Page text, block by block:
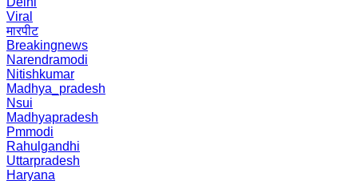
Viral
मारपीट
Breakingnews
Narendramodi
Nitishkumar
Madhya_pradesh
Nsui
Madhyapradesh
Pmmodi
Rahulgandhi
Uttarpradesh
Haryana